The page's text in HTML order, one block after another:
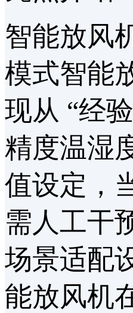
智能放风
模式智能
现从 “经
精度温湿
值设定，
需人工干
场景适配
能放风机